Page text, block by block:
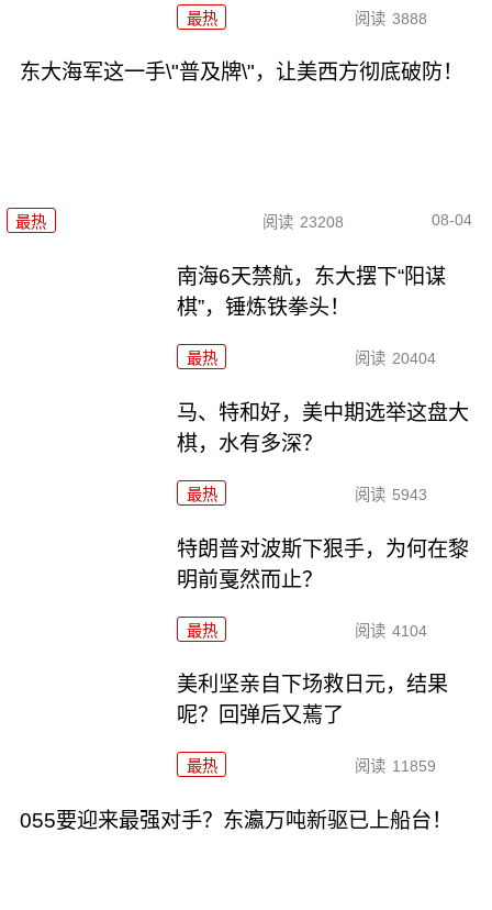
最热 阅读 3888
东大海军这一手\"普及牌\"，让美西方彻底破防！
最热 阅读 23208 08-04
南海6天禁航，东大摆下“阳谋
棋”，锤炼铁拳头！
最热 阅读 20404
马、特和好，美中期选举这盘大
棋，水有多深？
最热 阅读 5943
特朗普对波斯下狠手，为何在黎
明前戛然而止？
最热 阅读 4104
美利坚亲自下场救日元，结果
呢？回弹后又蔫了
最热 阅读 11859
055要迎来最强对手？东瀛万吨新驱已上船台！